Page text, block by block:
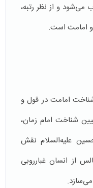
و از نظر رتبه،
و امامت است.
امامت در قول و
شناخت امام زمان،
علیه‌السلام نقش
از انسان غبارروبی